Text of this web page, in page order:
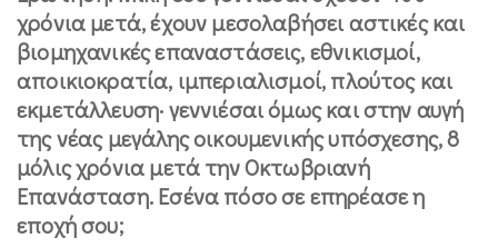
χρόνια μετά, έχουν μεσολαβήσει αστικές και
βιομηχανικές επαναστάσεις, εθνικισμοί,
αποικιοκρατία, ιμπεριαλισμοί, πλούτος και
εκμετάλλευση· γεννιέσαι όμως και στην αυγή
της νέας μεγάλης οικουμενικής υπόσχεσης, 8
μόλις χρόνια μετά την Οκτωβριανή
Επανάσταση. Εσένα πόσο σε επηρέασε η
εποχή σου;